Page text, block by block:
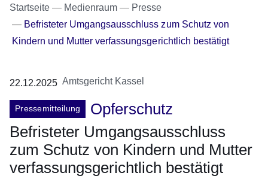
Startseite Medienraum
Presse
Befristeter Umgangsausschluss zum Schutz von
Kindern und Mutter verfassungsgerichtlich bestätigt
22.12.2025 Amtsgericht Kassel
Pressemitteilung
Opferschutz
Befristeter Umgangsausschluss
zum Schutz von Kindern und Mutter
verfassungsgerichtlich bestätigt